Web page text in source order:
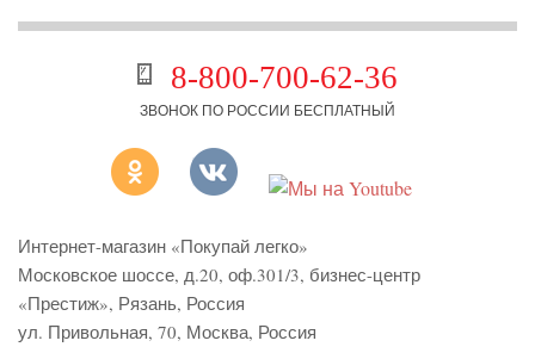
8-800-700-62-36
ЗВОНОК ПО РОССИИ БЕСПЛАТНЫЙ
Интернет-магазин «Покупай легко»
Московское шоссе, д.20, оф.301/3, бизнес-центр
«Престиж», Рязань, Россия
ул. Привольная, 70, Москва, Россия